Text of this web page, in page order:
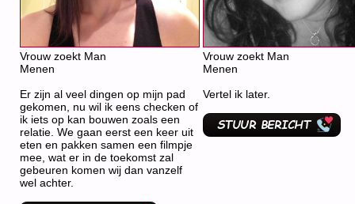
Vrouw zoekt Man
Menen
Er zijn al veel dingen op mijn pad
gekomen, nu wil ik eens checken of
ik iets op kan bouwen zoals een
relatie. We gaan eerst een keer uit
eten en pakken samen een filmpje
mee, wat er in de toekomst zal
gebeuren komen wij dan vanzelf
wel achter.
Vrouw zoekt Man
Menen
Vertel ik later.